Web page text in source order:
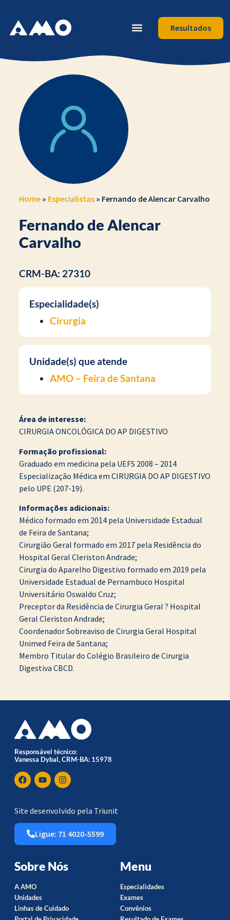
Resultados
Home» Especialistas» Fernando de Alencar Carvalho
Fernando de Alencar
Carvalho
CRM-BA: 27310
Especialidade(s)
Cirurgia
Unidade(s) que atende
AMO – Feira de Santana
Área de interesse:
CIRURGIA ONCOLÓGICA DO AP DIGESTIVO
Formação profissional:
Graduado em medicina pela UEFS 2008 – 2014
Especialização Médica em CIRURGIA DO AP DIGESTIVO
pelo UPE (207-19).
Informações adicionais:
Médico formado em 2014 pela Universidade Estadual
de Feira de Santana;
Cirurgião Geral formado em 2017 pela Residência do
Hospital Geral Cleriston Andrade;
Cirurgia do Aparelho Digestivo formado em 2019 pela
Universidade Estadual de Pernambuco Hospital
Universitário Oswaldo Cruz;
Preceptor da Residência de Cirurgia Geral ? Hospital
Geral Cleriston Andrade;
Coordenador Sobreaviso de Cirurgia Geral Hospital
Unimed Feira de Santana;
Membro Titular do Colégio Brasileiro de Cirurgia
Digestiva CBCD.
Responsável técnico:
Vanessa Dybal, CRM-BA: 15978
Site desenvolvido pela Triunit
Ligue: 71 4020-5599
Sobre Nós
A AMO
Unidades
Linhas de Cuidado
Menu
Especialidades
Exames
Convênios